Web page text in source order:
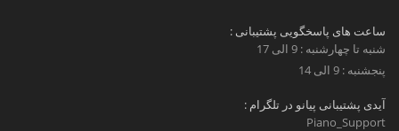
ساعت های پاسخگویی پشتیبانی :
شنبه تا چهارشنبه : 9 الی 17
پنجشنبه : 9 الی 14
آیدی پشتیبانی پیانو در تلگرام :
Piano_Support